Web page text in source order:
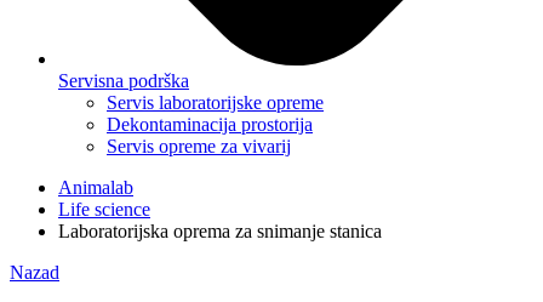
Servisna podrška
Servis laboratorijske opreme
Dekontaminacija prostorija
Servis opreme za vivarij
Animalab
Life science
Laboratorijska oprema za snimanje stanica
Nazad